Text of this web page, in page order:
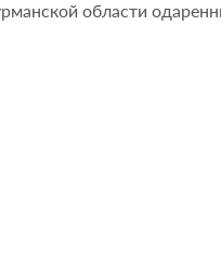
области